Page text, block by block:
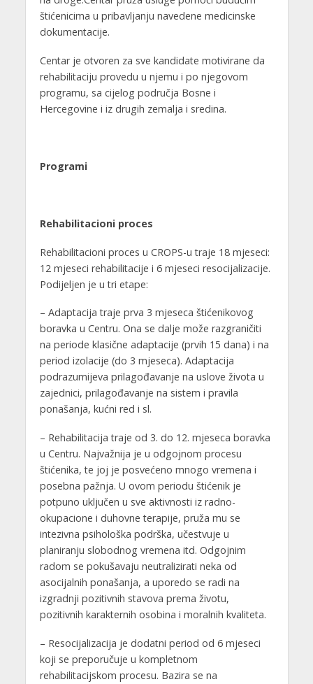
štićenicima u pribavljanju navedene medicinske
dokumentacije.
Centar je otvoren za sve kandidate motivirane da
rehabilitaciju provedu u njemu i po njegovom
programu, sa cijelog područja Bosne i
Hercegovine i iz drugih zemalja i sredina.
Programi
Rehabilitacioni proces
Rehabilitacioni proces u CROPS-u traje 18 mjeseci:
12 mjeseci rehabilitacije i 6 mjeseci resocijalizacije.
Podijeljen je u tri etape:
– Adaptacija traje prva 3 mjeseca štićenikovog
boravka u Centru. Ona se dalje može razgraničiti
na periode klasične adaptacije (prvih 15 dana) i na
period izolacije (do 3 mjeseca). Adaptacija
podrazumijeva prilagođavanje na uslove života u
zajednici, prilagođavanje na sistem i pravila
ponašanja, kućni red i sl.
– Rehabilitacija traje od 3. do 12. mjeseca boravka
u Centru. Najvažnija je u odgojnom procesu
štićenika, te joj je posvećeno mnogo vremena i
posebna pažnja. U ovom periodu štićenik je
potpuno uključen u sve aktivnosti iz radno-
okupacione i duhovne terapije, pruža mu se
intezivna psihološka podrška, učestvuje u
planiranju slobodnog vremena itd. Odgojnim
radom se pokušavaju neutralizirati neka od
asocijalnih ponašanja, a uporedo se radi na
izgradnji pozitivnih stavova prema životu,
pozitivnih karakternih osobina i moralnih kvaliteta.
– Resocijalizacija je dodatni period od 6 mjeseci
koji se preporučuje u kompletnom
rehabilitacijskom procesu. Bazira se na